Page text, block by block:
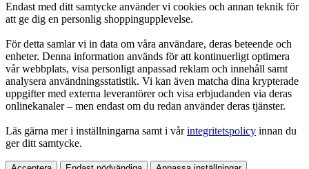
Endast med ditt samtycke använder vi cookies och annan teknik för
att ge dig en personlig shoppingupplevelse.
För detta samlar vi in data om våra användare, deras beteende och
enheter. Denna information används för att kontinuerligt optimera
vår webbplats, visa personligt anpassad reklam och innehåll samt
analysera användningsstatistik. Vi kan även matcha dina krypterade
uppgifter med externa leverantörer och visa erbjudanden via deras
onlinekanaler – men endast om du redan använder deras tjänster.
Läs gärna mer i inställningarna samt i vårintegritetspolicy innan du
ger ditt samtycke.